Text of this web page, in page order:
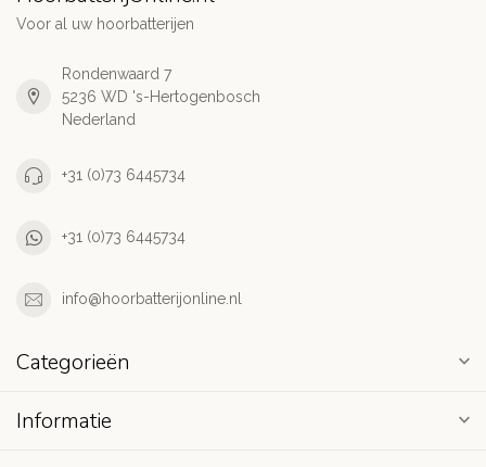
Voor al uw hoorbatterijen
Rondenwaard 7
5236 WD 's-Hertogenbosch
Nederland
+31 (0)73 6445734
+31 (0)73 6445734
info@hoorbatterijonline.nl
Categorieën
Informatie